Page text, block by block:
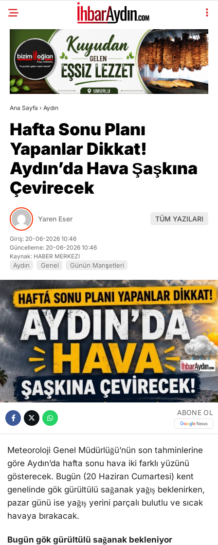
Ana Sayfa › Aydın
Hafta Sonu Planı
Yapanlar Dikkat!
Aydın’da Hava Şaşkına
Çevirecek
Yaren Eser TÜM YAZILARI
Giriş: 20-06-2026 10:46
Güncelleme: 20-06-2026 10:46
Kaynak: HABER MERKEZI
Aydın Genel Günün Manşetleri
ABONE OL
Meteoroloji Genel Müdürlüğü’nün son tahminlerine
göre Aydın’da hafta sonu hava iki farklı yüzünü
gösterecek. Bugün (20 Haziran Cumartesi) kent
genelinde gök gürültülü sağanak yağış beklenirken,
pazar günü ise yağış yerini parçalı bulutlu ve sıcak
havaya bırakacak.
Bugün gök gürültülü sağanak bekleniyor